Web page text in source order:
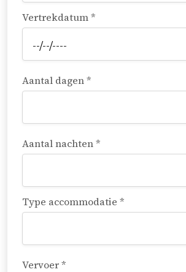
Vertrekdatum *
Aantal dagen *
Aantal nachten *
Type accommodatie *
Vervoer *